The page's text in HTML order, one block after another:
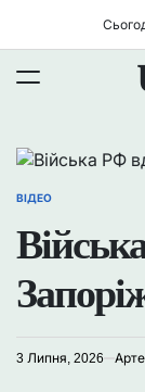
ОПУБЛІКУВАТИ
ВІДЕО
3 Липня, 2026